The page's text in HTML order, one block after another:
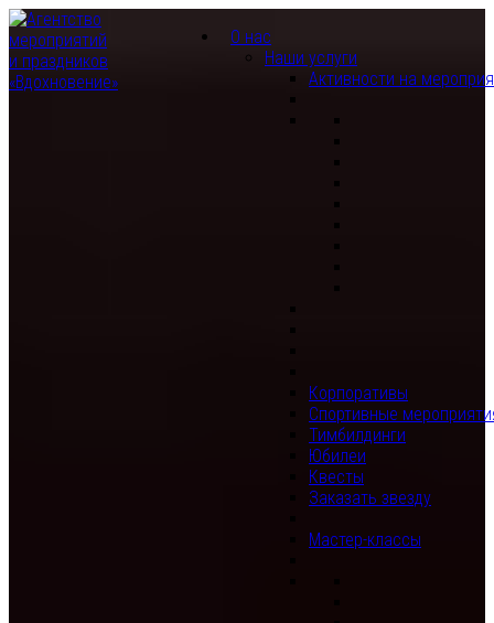
О нас
Наши услуги
Активности на
Корпоративы
Спортивные
Тимбилдинги
Юбилеи
Квесты
Заказать звезду
Мастер-классы